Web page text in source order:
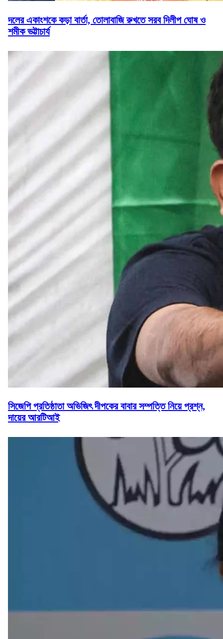
দলের একাংশকে কড়া বার্তা, তোলাবাজি রুখতে সরব দিলীপ ঘোষ ও
শমীক ভট্টাচার্য
সিজেপি প্রতিষ্ঠাতা অভিজিৎ দীপকের বাবার সম্পত্তি নিয়ে প্রশ্ন,
দায়ের আরটিআই